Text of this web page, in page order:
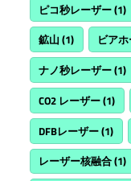
ピコ秒レーザー(1)
鉱山 (1) ビア
ナノ秒レーザー(1)
CO2 レーザー(1)
DFBレーザー(1)
レーザー核融合(1)